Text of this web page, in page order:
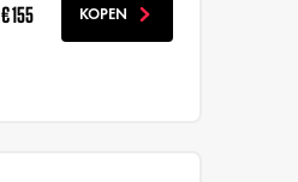
€ 155 KOPEN